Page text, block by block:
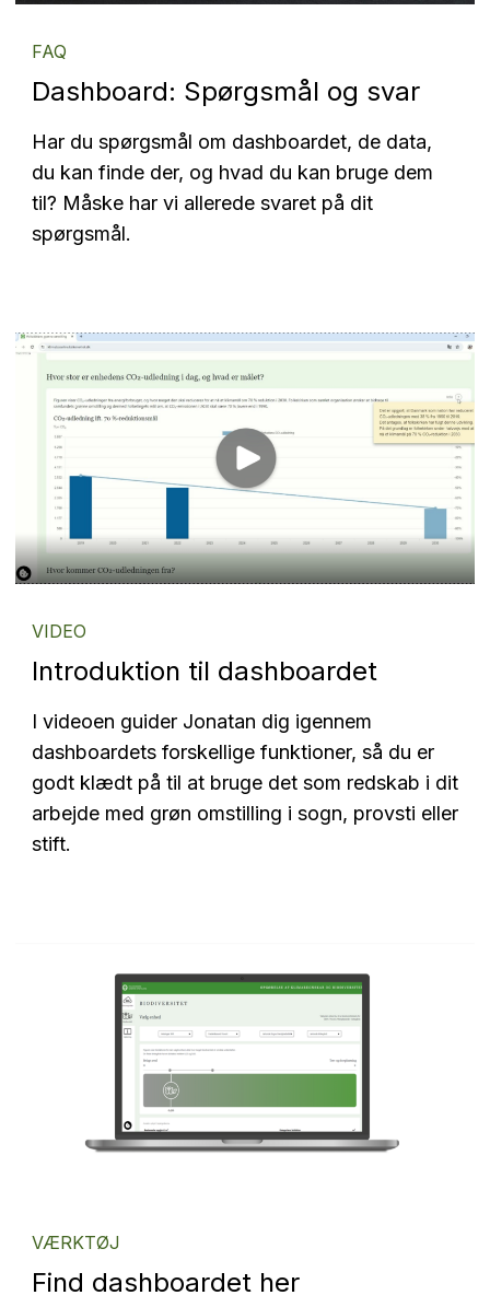
FAQ
Dashboard: Spørgsmål og svar
Har du spørgsmål om dashboardet, de data,
du kan finde der, og hvad du kan bruge dem
til? Måske har vi allerede svaret på dit
spørgsmål.
VIDEO
Introduktion til dashboardet
I videoen guider Jonatan dig igennem
dashboardets forskellige funktioner, så du er
godt klædt på til at bruge det som redskab i dit
arbejde med grøn omstilling i sogn, provsti eller
stift.
VÆRKTØJ
Find dashboardet her